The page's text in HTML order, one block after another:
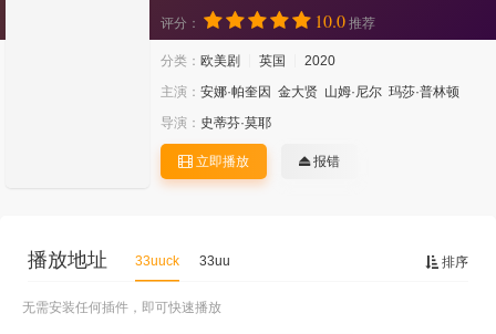
评分： 10.0 推荐
分类： 欧美剧 英国
2020
主演： 安娜·帕奎因 金大贤 山姆·尼尔 玛莎·普林顿
导演： 史蒂芬·莫耶
立即播放 报错
排序
播放地址 33uuck 33uu
无需安装任何插件，即可快速播放